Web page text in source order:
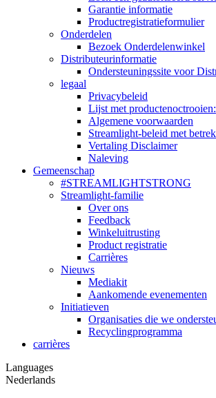
Garantie informatie
Productregistratieformulier
Onderdelen
Bezoek Onderdelenwinkel
Distributeurinformatie
Ondersteuningssite voor
legaal
Privacybeleid
Lijst met productenoctrooien:
Algemene voorwaarden
Streamlight-beleid met
Vertaling Disclaimer
Naleving
Gemeenschap
#STREAMLIGHTSTRONG
Streamlight-familie
Over ons
Feedback
Winkeluitrusting
Product registratie
Carrières
Nieuws
Mediakit
Aankomende evenementen
Initiatieven
Organisaties die we
Recyclingprogramma
carrières
Languages
Nederlands